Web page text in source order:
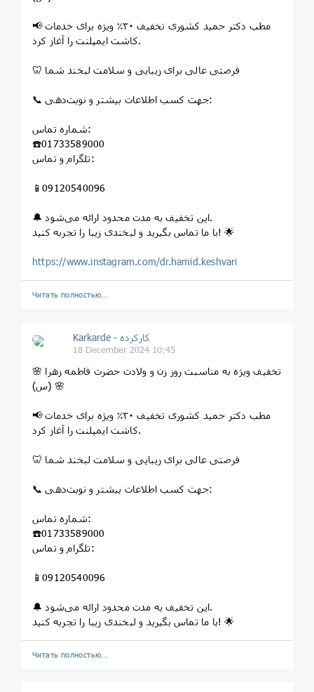
📢 مطب دکتر حمید کشوری تخفیف ۳۰٪ ویژه برای خدمات
کاشت ایمپلنت را آغاز کرد.
🦷 فرصتی عالی برای زیبایی و سلامت لبخند شما
📞 جهت کسب اطلاعات بیشتر و نوبت‌دهی:
شماره تماس:
☎️01733589000
تلگرام و تماس:
📱09120540096
🔔 این تخفیف به مدت محدود ارائه می‌شود.
با ما تماس بگیرید و لبخندی زیبا را تجربه کنید! 🌟
https://www.instagram.com/dr.hamid.keshvari
Читать полностью…
Karkarde - کارکرده
18 December 2024 10:45
🌸 تخفیف ویژه به مناسبت روز زن و ولادت حضرت فاطمه زهرا
(س) 🌸
📢 مطب دکتر حمید کشوری تخفیف ۳۰٪ ویژه برای خدمات
کاشت ایمپلنت را آغاز کرد.
🦷 فرصتی عالی برای زیبایی و سلامت لبخند شما
📞 جهت کسب اطلاعات بیشتر و نوبت‌دهی:
شماره تماس:
☎️01733589000
تلگرام و تماس:
📱09120540096
🔔 این تخفیف به مدت محدود ارائه می‌شود.
با ما تماس بگیرید و لبخندی زیبا را تجربه کنید! 🌟
Читать полностью…